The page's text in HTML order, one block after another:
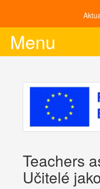
Menu
Teachers
Učitelé